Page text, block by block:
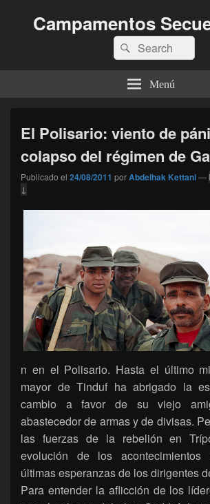
Campamentos
Buscar
por:
Buscar
Menú
El Polisario: viento de
colapso del régimen de
Publicado el 24/08/2011 porAbdelhak Kettani—
↓
n en el Polisario. Hasta el último
mayor de Tinduf ha abrigado la
cambio a favor de su viejo
abastecedor de armas y de divisas.
las fuerzas de la rebelión en
evolución de los
últimas esperanzas de los dirigentes
Para entender la aflicción de los